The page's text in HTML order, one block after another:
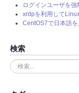
ログインユーザを強
xrdpを利用して
CentOS7で日本語
検索
検
索